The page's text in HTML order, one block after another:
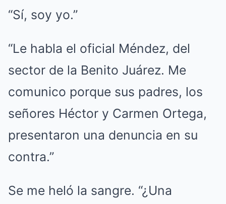
“Sí, soy yo.”
“Le habla el oficial Méndez, del
sector de la Benito Juárez. Me
comunico porque sus padres, los
señores Héctor y Carmen Ortega,
presentaron una denuncia en su
contra.”
Se me heló la sangre. “¿Una